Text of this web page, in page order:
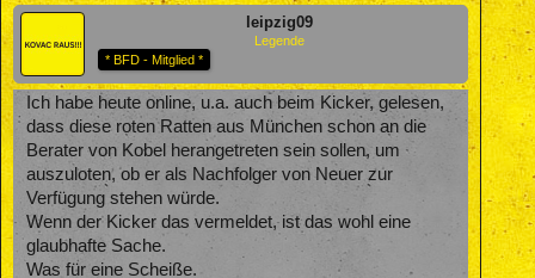
leipzig09
Legende
* BFD - Mitglied *
Ich habe heute online, u.a. auch beim Kicker, gelesen,
dass diese roten Ratten aus München schon an die
Berater von Kobel herangetreten sein sollen, um
auszuloten, ob er als Nachfolger von Neuer zur
Verfügung stehen würde.
Wenn der Kicker das vermeldet, ist das wohl eine
glaubhafte Sache.
Was für eine Scheiße.